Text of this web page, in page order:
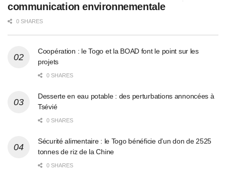
communication environnementale
0 SHARES
Coopération : le Togo et la BOAD font le point sur les
projets
0 SHARES
Desserte en eau potable : des perturbations annoncées à
Tsévié
0 SHARES
Sécurité alimentaire : le Togo bénéficie d’un don de 2525
tonnes de riz de la Chine
0 SHARES